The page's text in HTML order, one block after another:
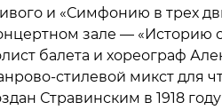
и «Симфонию в трех
зале — «Историю
балета и хореограф
стилевой микст для
Стравинским в 1918